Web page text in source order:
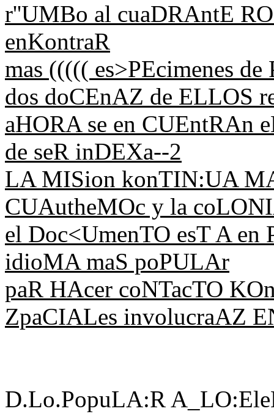
r''UMBo al cuaDRAntE
enKontraR
mas ((((( es>PEcimenes
dos doCEnAZ de ELLOS
aHORA se en CUEntRAn
de seR inDEXa--2
LA MISion konTIN:UA
CUAutheMOc y la
el Doc<UmenTO esT A en
idioMA maS poPULAr
paR HAcer coNTacTO
ZpaCIALes involucraAZ
D.Lo.PopuLA:R